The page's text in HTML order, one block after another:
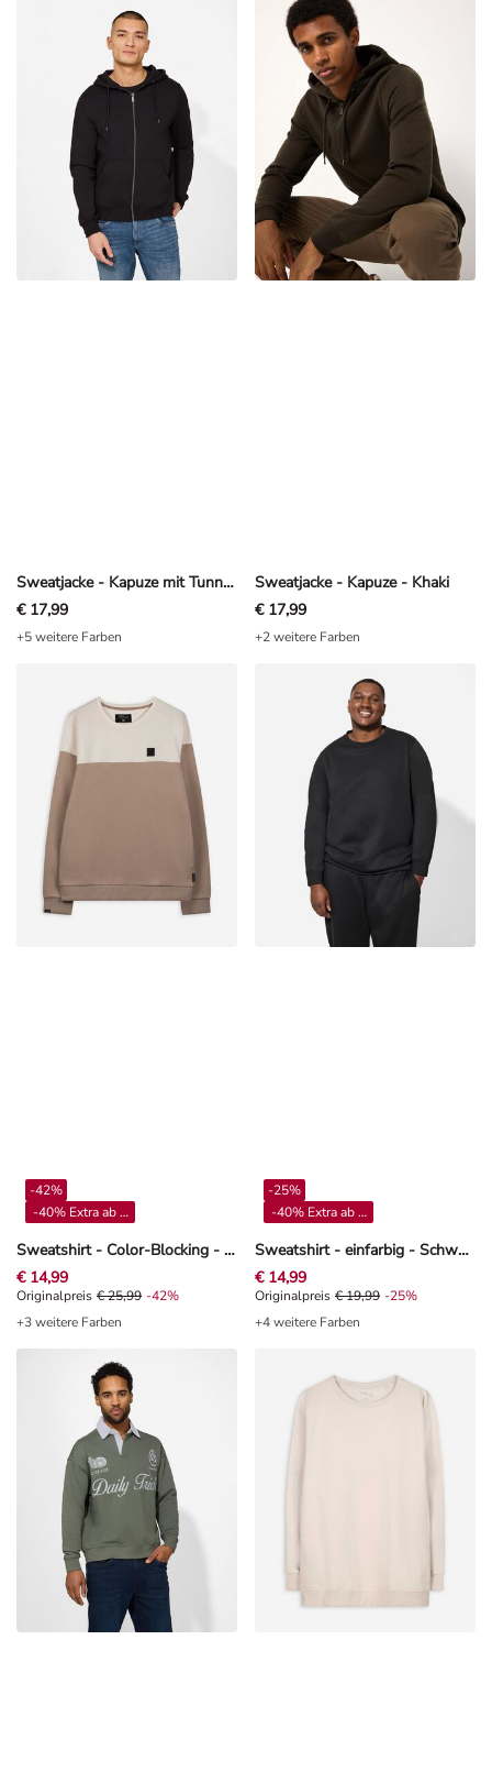
Sweatjacke - Kapuze mit Tunnelzug - Schwarz
€ 17,99
+5 weitere Farben
Sweatjacke - Kapuze - Khaki
€ 17,99
+2 weitere Farben
Sweatshirt - Color-Blocking - Beige
-42%
-40% Extra ab 4**
€ 14,99
Originalpreis € 25,99, Rabat -42%
Originalpreis € 25,99 -42%
+3 weitere Farben
Sweatshirt - einfarbig - Schwarz
-25%
-40% Extra ab 4**
€ 14,99
Originalpreis € 19,99, Rabat -25%
Originalpreis € 19,99 -25%
+4 weitere Farben